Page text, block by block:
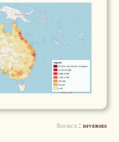
Source : diverses